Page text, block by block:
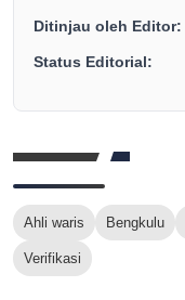
Ditinjau oleh Editor:
Status Editorial:
Ahli waris Bengkulu
Verifikasi